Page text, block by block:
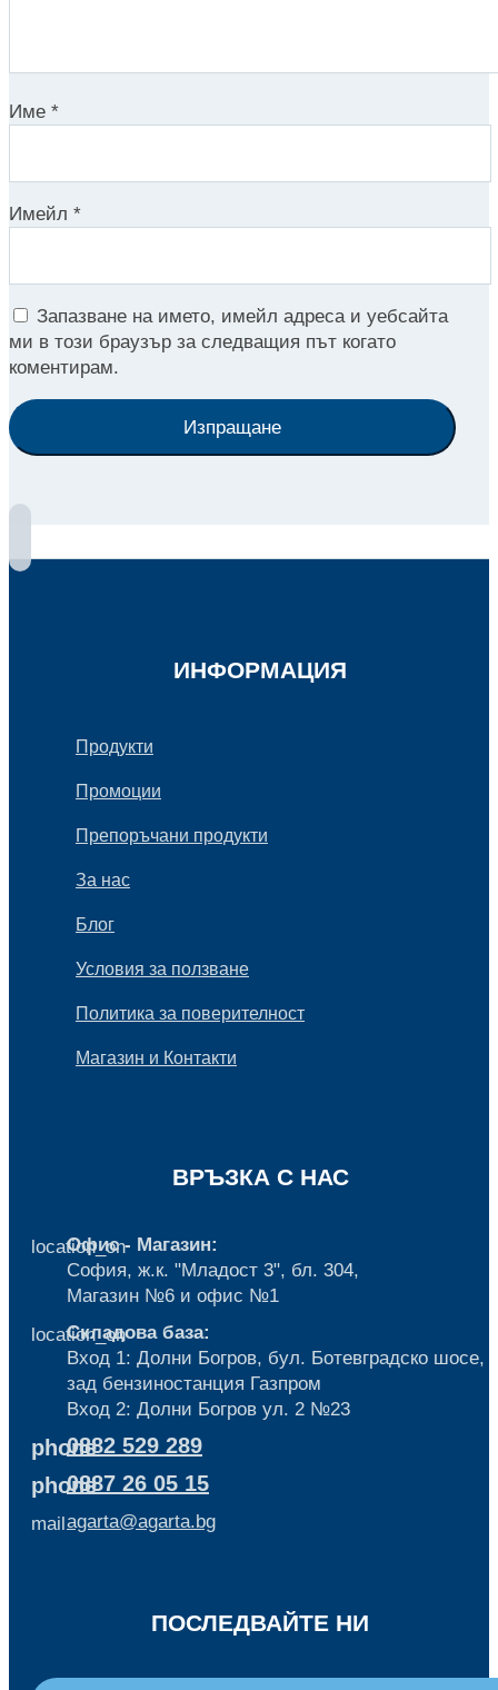
Име *
Имейл *
Запазване на името, имейл адреса и уебсайта
ми в този браузър за следващия път когато
коментирам.
Изпращане
ИНФОРМАЦИЯ
Продукти
Промоции
Препоръчани продукти
За нас
Блог
Условия за ползване
Политика за поверителност
Магазин и Контакти
ВРЪЗКА С НАС
location_on
Офис - Магазин:
София, ж.к. "Младост 3", бл. 304,
Mагазин №6 и офис №1
location_on
Складова база:
Вход 1: Долни Богров, бул. Ботевградско шосе,
зад бензиностанция Газпром
Вход 2: Долни Богров ул. 2 №23
phone0882 529 289
phone0887 26 05 15
mailagarta@agarta.bg
ПОСЛЕДВАЙТЕ НИ